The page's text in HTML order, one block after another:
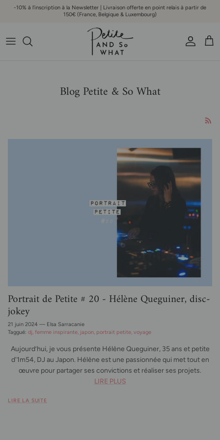
Aller au contenu
-10% à l'inscription à la Newsletter | Livraison offerte en point relais à partir de
150€ (France, Belgique & Luxembourg)
Compte
Blog Petite & So What
Portrait de Petite # 20 - Hélène Queguiner, disc-
jokey
21 juin 2024 — Elsa Sarracanie
Taggué: dj femme inspirante japon portrait petite voyage
Aujourd’hui, je vous présente Hélène Queguiner, 35 ans et petite
d'1m54, DJ au Japon. Hélène est une passionnée qui met tout en
œuvre pour partager ses convictions et réaliser ses projets.
LIRE PLUS
LIRE LA SUITE